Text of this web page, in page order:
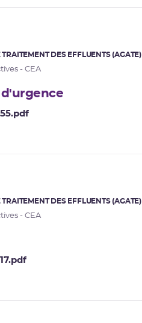
DES EFFLUENTS (AGATE)
- CEA
DES EFFLUENTS (AGATE)
- CEA